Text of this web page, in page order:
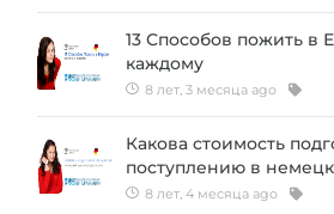
13 Способов пожить в
каждому
8 лет, 3 месяца ago
Какова стоимость
поступлению в
8 лет, 4 месяца ago